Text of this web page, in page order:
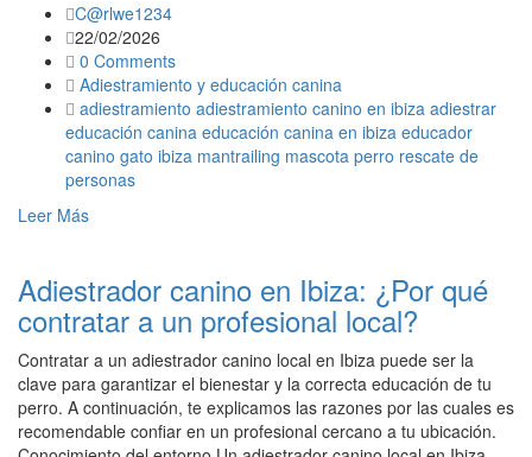
C@rlwe1234
22/02/2026
0 Comments
Adiestramiento y educación canina
adiestramiento adiestramiento canino en ibiza adiestrar
educación canina educación canina en ibiza educador
canino gato ibiza mantrailing mascota perro rescate de
personas
Leer Más
Adiestrador canino en Ibiza: ¿Por qué
contratar a un profesional local?
Contratar a un adiestrador canino local en Ibiza puede ser la
clave para garantizar el bienestar y la correcta educación de tu
perro. A continuación, te explicamos las razones por las cuales es
recomendable confiar en un profesional cercano a tu ubicación.